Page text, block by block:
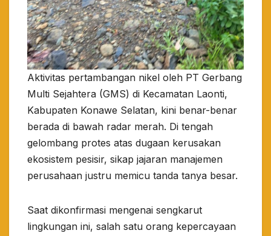
Aktivitas pertambangan nikel oleh PT Gerbang
Multi Sejahtera (GMS) di Kecamatan Laonti,
Kabupaten Konawe Selatan, kini benar-benar
berada di bawah radar merah. Di tengah
gelombang protes atas dugaan kerusakan
ekosistem pesisir, sikap jajaran manajemen
perusahaan justru memicu tanda tanya besar.
​Saat dikonfirmasi mengenai sengkarut
lingkungan ini, salah satu orang kepercayaan